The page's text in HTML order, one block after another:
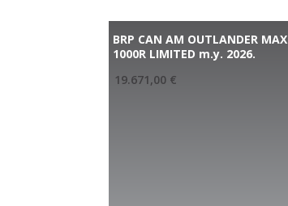
BRP CAN AM OUTLANDER MAX
1000R LIMITED m.y. 2026.
19.671,00 €